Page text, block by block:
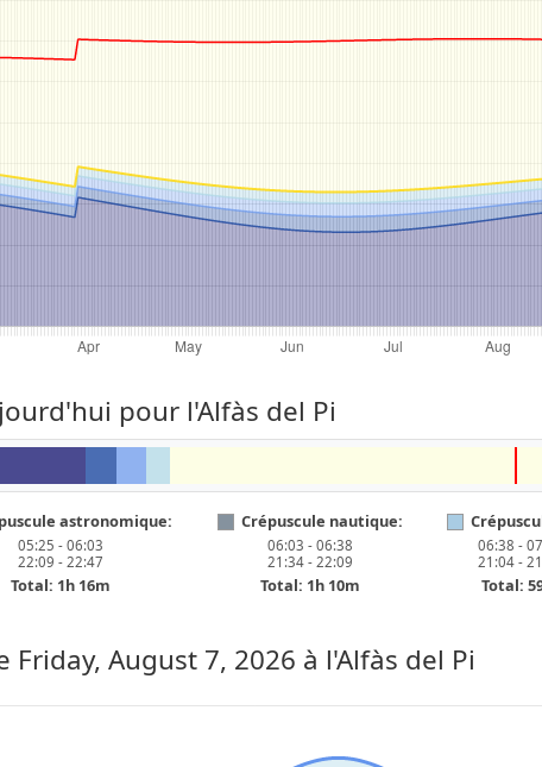
pour l'Alfàs del Pi
astronomique:
05:25 - 06:03
22:09 - 22:47
Total: 1h 16m
Crépuscule nautique:
06:03 - 06:38
21:34 - 22:09
Total: 1h 10m
06:38 -
21:04 -
Total:
Friday, August 7, 2026 à l'Alfàs del Pi